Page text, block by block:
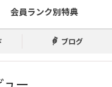
会員ランク別特典
ブログ